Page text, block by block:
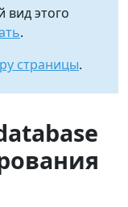
этого
.
страницы.